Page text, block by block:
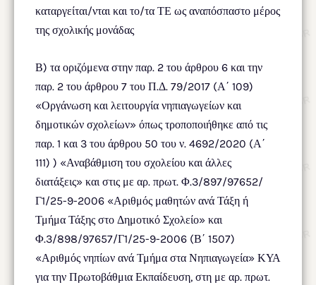
καταργείται/νται και το/τα ΤΕ ως αναπόσπαστο μέρος
της σχολικής μονάδας
Β) τα οριζόμενα στην παρ. 2 του άρθρου 6 και την
παρ. 2 του άρθρου 7 του Π.Δ. 79/2017 (Α΄ 109)
«Οργάνωση και λειτουργία νηπιαγωγείων και
δημοτικών σχολείων» όπως τροποποιήθηκε από τις
παρ. 1 και 3 του άρθρου 50 του ν. 4692/2020 (Α΄
111) ) «Αναβάθμιση του σχολείου και άλλες
διατάξεις» και στις με αρ. πρωτ. Φ.3/897/97652/
Γ1/25-9-2006 «Αριθμός μαθητών ανά Τάξη ή
Τμήμα Τάξης στο Δημοτικό Σχολείο» και
Φ.3/898/97657/Γ1/25-9-2006 (Β΄ 1507)
«Αριθμός νηπίων ανά Τμήμα στα Νηπιαγωγεία» ΚΥΑ
για την Πρωτοβάθμια Εκπαίδευση, στη με αρ. πρωτ.